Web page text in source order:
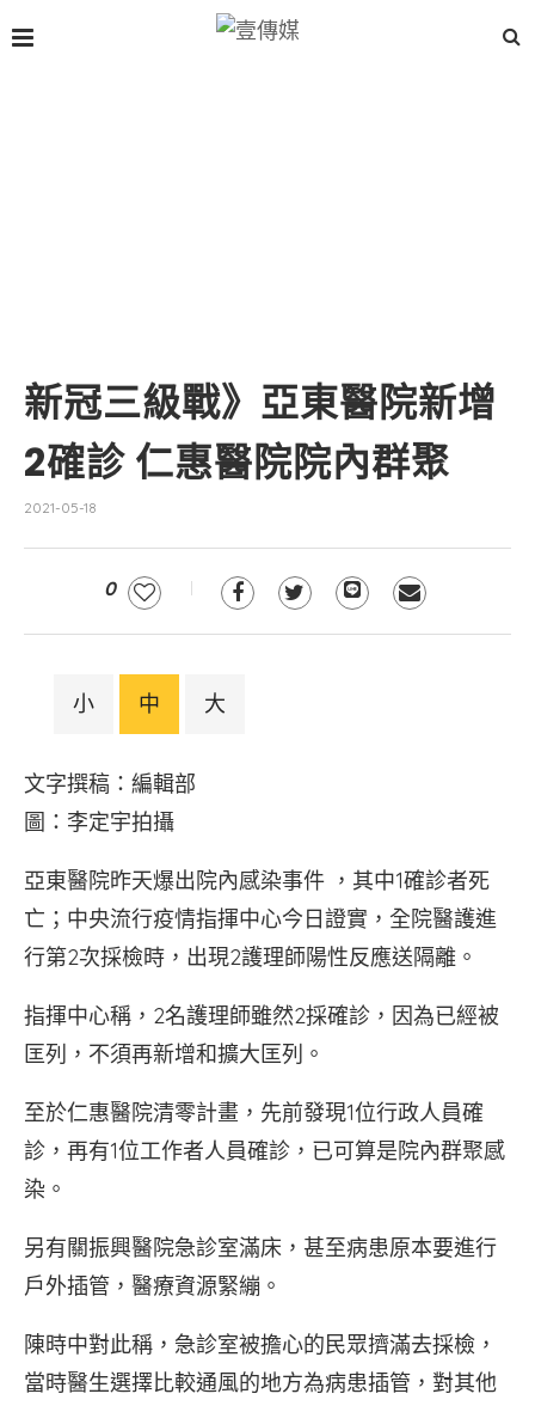
新冠三級戰》亞東醫院新增
2確診 仁惠醫院院內群聚
2021-05-18
0
小 中 大
文字撰稿：編輯部
圖：李定宇拍攝
亞東醫院昨天爆出院內感染事件 ，其中1確診者死
亡；中央流行疫情指揮中心今日證實，全院醫護進
行第2次採檢時，出現2護理師陽性反應送隔離。
指揮中心稱，2名護理師雖然2採確診，因為已經被
匡列，不須再新增和擴大匡列。
至於仁惠醫院清零計畫，先前發現1位行政人員確
診，再有1位工作者人員確診，已可算是院內群聚感
染。
另有關振興醫院急診室滿床，甚至病患原本要進行
戶外插管，醫療資源緊繃。
陳時中對此稱，急診室被擔心的民眾擠滿去採檢，
當時醫生選擇比較通風的地方為病患插管，對其他